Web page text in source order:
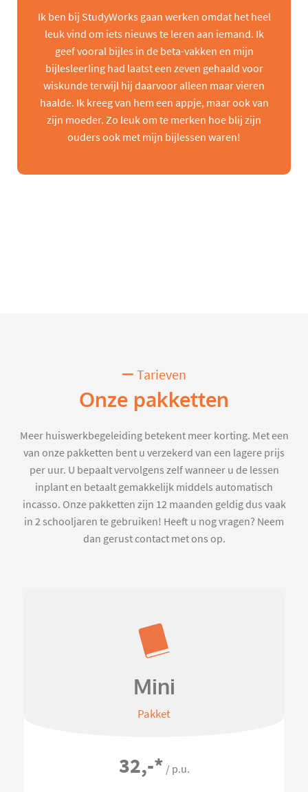
Ik ben bij StudyWorks gaan werken omdat het heel
leuk vind om iets nieuws te leren aan iemand. Ik
geef vooral bijles in de beta-vakken en mijn
bijlesleerling had laatst een zeven gehaald voor
wiskunde terwijl hij daarvoor alleen maar vieren
haalde. Ik kreeg van hem een appje, maar ook van
zijn moeder. Zo leuk om te merken hoe blij zijn
ouders ook met mijn bijlessen waren!
Tarieven
Onze pakketten
Meer huiswerkbegeleiding betekent meer korting. Met een
van onze pakketten bent u verzekerd van een lagere prijs
per uur. U bepaalt vervolgens zelf wanneer u de lessen
inplant en betaalt gemakkelijk middels automatisch
incasso. Onze pakketten zijn 12 maanden geldig dus vaak
in 2 schooljaren te gebruiken! Heeft u nog vragen? Neem
dan gerust contact met ons op.
Mini
Pakket
32,-* / p.u.